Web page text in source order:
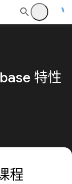
特性
程